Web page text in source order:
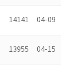
14141 04-09
13955 04-15